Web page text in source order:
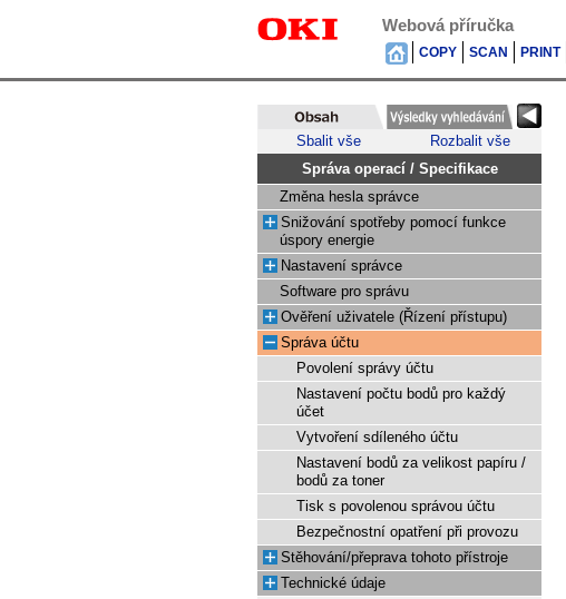
Webová příručka
COPY SCAN PRINT
Sbalit vše Rozbalit vše
Správa operací / Specifikace
Změna hesla správce
Snižování spotřeby pomocí funkce
úspory energie
Nastavení správce
Software pro správu
Ověření uživatele (Řízení přístupu)
Správa účtu
Povolení správy účtu
Nastavení počtu bodů pro každý
účet
Vytvoření sdíleného účtu
Nastavení bodů za velikost papíru /
bodů za toner
Tisk s povolenou správou účtu
Bezpečnostní opatření při provozu
Stěhování/přeprava tohoto přístroje
Technické údaje